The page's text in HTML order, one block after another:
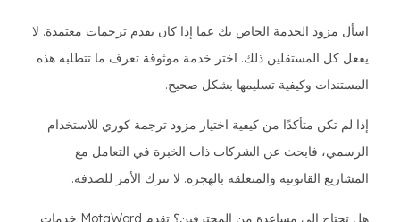
اسأل مزود الخدمة الخاص بك عما إذا كان يقدم ترجمات معتمدة. لا
يفعل كل المستقلين ذلك. اختر خدمة موثوقة تعرف ما تتطلبه هذه
المستندات وكيفية تسليمها بشكل صحيح.
إذا لم تكن متأكدًا من كيفية اختيار مزود ترجمة كوري للاستخدام
الرسمي، فابحث عن الشركات ذات الخبرة في التعامل مع
المشاريع القانونية والمتعلقة بالهجرة. لا تترك الأمر للصدفة.
هل تحتاج إلى مساعدة من المحترفين؟ تقدم MotaWord خدمات